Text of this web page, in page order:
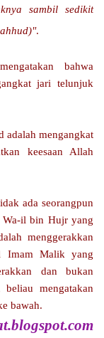
sambil sedikit
.
bahwa
jari telunjuk
adalah mengangkat
keesaan Allah
ada seorangpun
Wa-il bin Hujr yang
menggerakkan
Imam Malik yang
dan bukan
mengatakan
bawah.